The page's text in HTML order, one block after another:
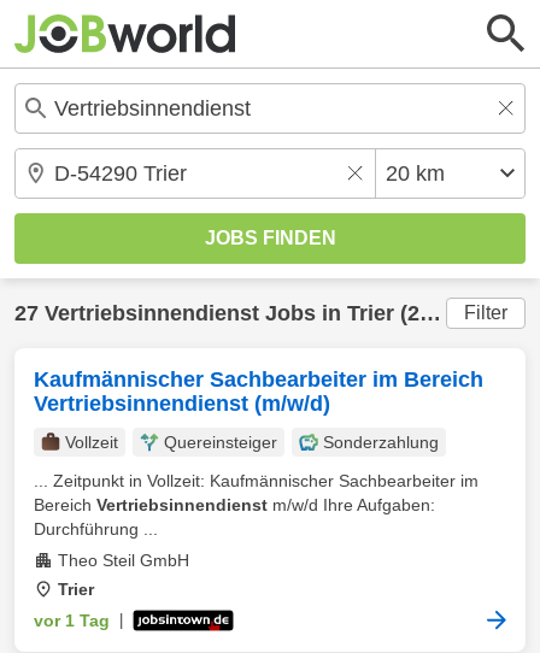
27 Vertriebsinnendienst Jobs in Trier (20 km) gefunden Filter
Kaufmännischer Sachbearbeiter im Bereich
Vertriebsinnendienst (m/w/d)
Vollzeit Quereinsteiger
Sonderzahlung
... Zeitpunkt in Vollzeit: Kaufmännischer Sachbearbeiter im
Bereich Vertriebsinnendienst m/w/d Ihre Aufgaben:
Durchführung ...
Theo Steil GmbH
Trier
vor 1 Tag